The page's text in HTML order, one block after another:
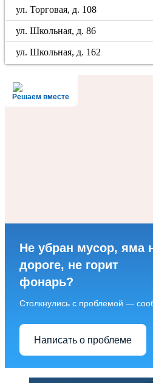
ул. Торговая, д. 108
ул. Школьная, д. 86
ул. Школьная, д. 162
Решаем вместе
Не убран мусор, яма
дороге, не горит
фонарь?
Столкнулись с проблемой —
Написать о проблеме